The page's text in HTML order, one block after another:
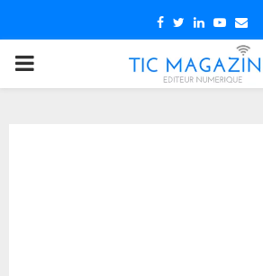
Facebook
TwitterLinkedin
PRIMARY